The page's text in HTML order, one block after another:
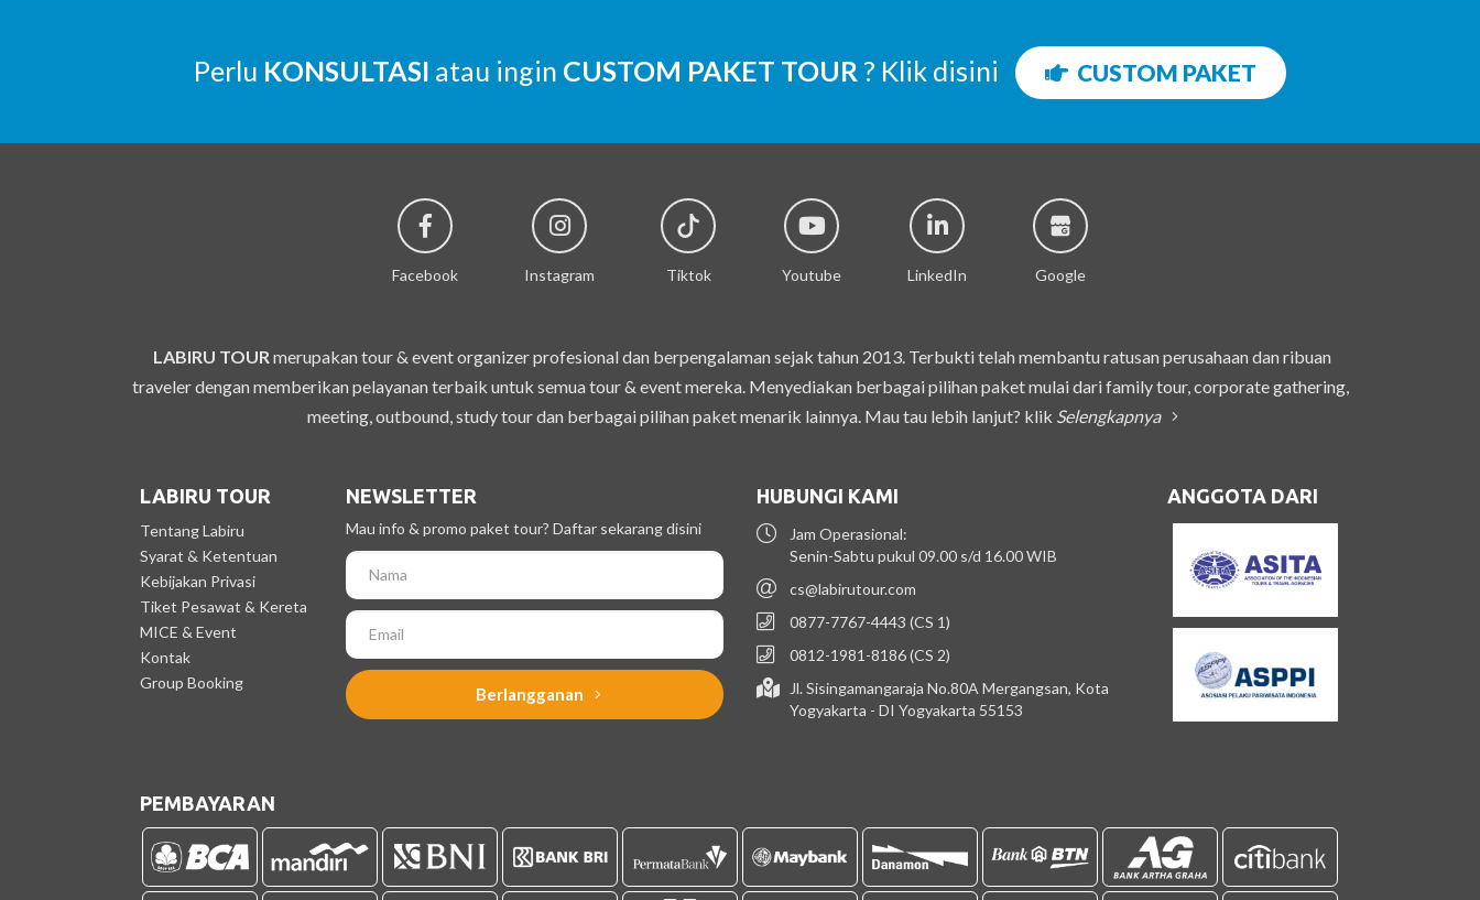
Perlu KONSULTASI atau ingin CUSTOM PAKET TOUR ? Klik disini CUSTOM PAKET
Facebook Instagram Tiktok Youtube LinkedIn Google
LABIRU TOUR merupakan tour & event organizer profesional dan berpengalaman sejak tahun 2013. Terbukti telah membantu ratusan perusahaan dan ribuan
traveler dengan memberikan pelayanan terbaik untuk semua tour & event mereka. Menyediakan berbagai pilihan paket mulai dari family tour, corporate gathering,
meeting, outbound, study tour dan berbagai pilihan paket menarik lainnya. Mau tau lebih lanjut? klik Selengkapnya
LABIRU TOUR
Tentang Labiru
Syarat & Ketentuan
Kebijakan Privasi
Tiket Pesawat & Kereta
MICE & Event
Kontak
Group Booking
NEWSLETTER
Mau info & promo paket tour? Daftar sekarang disini
Berlangganan
HUBUNGI KAMI
Jam Operasional:
Senin-Sabtu pukul 09.00 s/d 16.00 WIB
cs@labirutour.com
0877-7767-4443 (CS 1)
0812-1981-8186 (CS 2)
Jl. Sisingamangaraja No.80A Mergangsan, Kota
Yogyakarta - DI Yogyakarta 55153
ANGGOTA DARI
PEMBAYARAN